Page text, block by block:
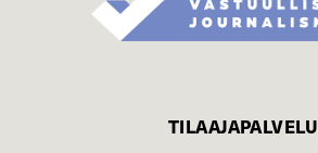
TILAAJAPALVELU